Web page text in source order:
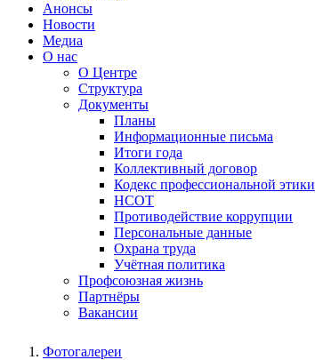
Анонсы
Новости
Медиа
О нас
О Центре
Структура
Документы
Планы
Информационные письма
Итоги года
Коллективный договор
Кодекс профессиональной этики
НСОТ
Противодействие коррупции
Персональные данные
Охрана труда
Учётная политика
Профсоюзная жизнь
Партнёры
Вакансии
Фотогалереи